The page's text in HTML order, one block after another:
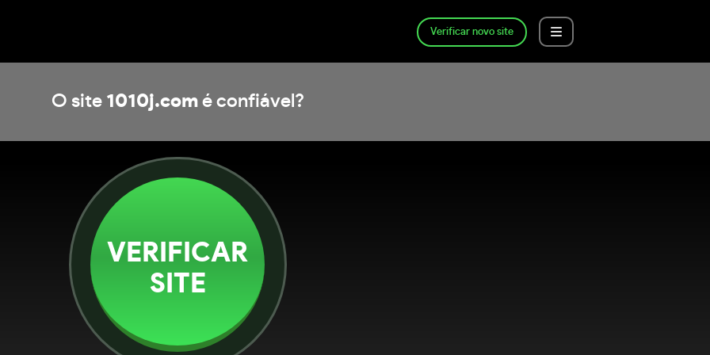
Verificar novo site
O site 1010j.comé confiável?
VERIFICAR
SITE